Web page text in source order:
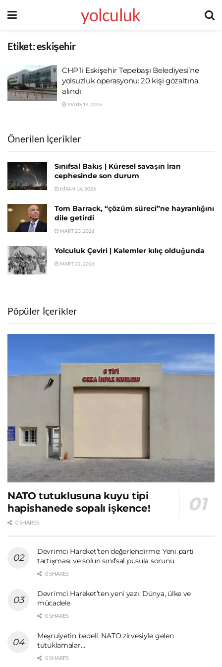
yolculuk
Etiket:eskişehir
CHP’li Eskişehir Tepebaşı Belediyesi’ne
yolsuzluk operasyonu: 20 kişi gözaltına
alındı
MAYIS 14, 2026
Önerilen İçerikler
Sınıfsal Bakış | Küresel savaşın İran
cephesinde son durum
NISAN 14, 2026
Tom Barrack, “çözüm süreci”ne hayranlığını
dile getirdi
MART 23, 2026
Yolculuk Çeviri | Kalemler kılıç olduğunda
MART 22, 2026
Pöpüler İçerikler
NATO tutuklusuna kuyu tipi
hapishanede sopalı işkence!
0 SHARES
Devrimci Hareket’ten değerlendirme: Yeni parti
tartışması ve solun sınıfsal pusula sorunu
0 SHARES
Devrimci Hareket’ten yeni yazı: Dünya, ülke ve
mücadele
0 SHARES
Meşruiyetin bedeli: NATO zirvesiyle gelen
tutuklamalar…
0 SHARES